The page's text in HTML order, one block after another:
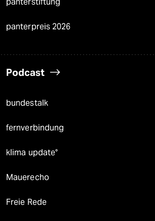
panterpreis 2026
Podcast
bundestalk
fernverbindung
klima update°
Mauerecho
Freie Rede